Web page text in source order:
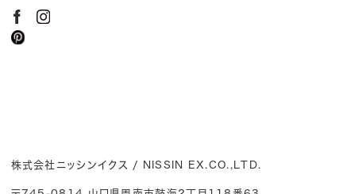
株式会社ニッシンイクス / NISSIN EX.CO.,LTD.